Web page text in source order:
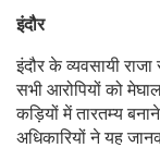
इंदौर
इंदौर के व्यवसायी
सभी आरोपियों को
कड़ियों में तारतम्य
अधिकारियों ने यह